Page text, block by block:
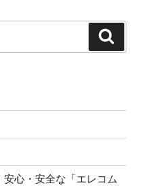
ジ
心・安全な「エレコム